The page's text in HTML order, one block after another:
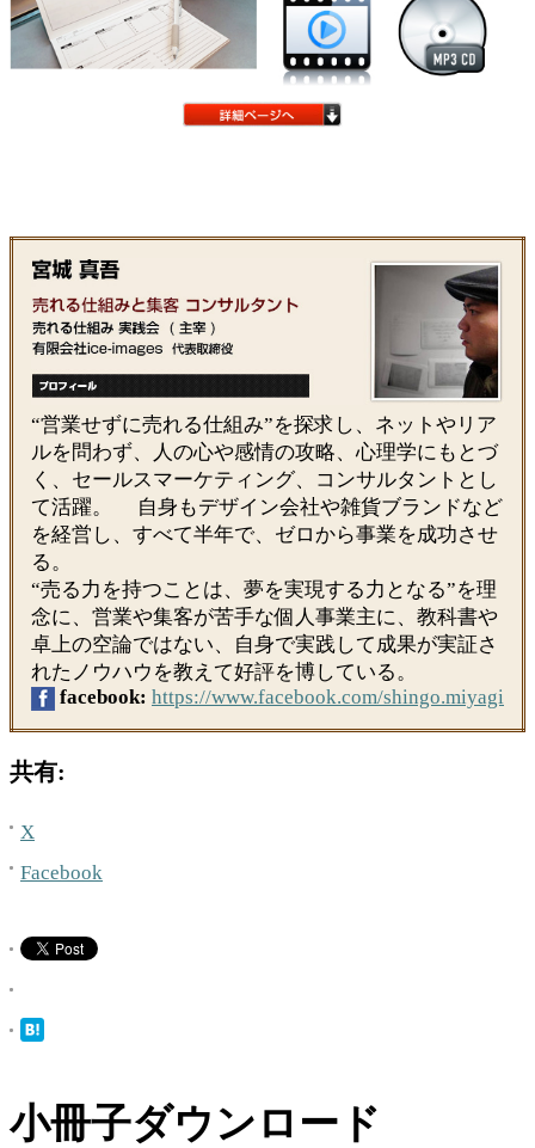
“営業せずに売れる仕組み”を探求し、ネットやリア
ルを問わず、人の心や感情の攻略、心理学にもとづ
く、セールスマーケティング、コンサルタントとし
て活躍。 自身もデザイン会社や雑貨ブランドなど
を経営し、すべて半年で、ゼロから事業を成功させ
る。
“売る力を持つことは、夢を実現する力となる”を理
念に、営業や集客が苦手な個人事業主に、教科書や
卓上の空論ではない、自身で実践して成果が実証さ
れたノウハウを教えて好評を博している。
facebook: https://www.facebook.com/shingo.miyagi
共有:
X
Facebook
小冊子ダウンロード